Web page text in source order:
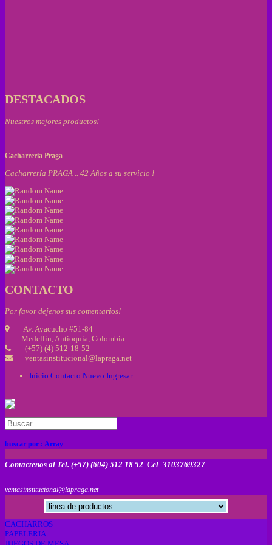
DESTACADOS
Nuestros mejores productos!
Cacharreria Praga
Cacharrería PRAGA .. 42 Años a su servicio !
CONTACTO
Por favor dejenos sus comentarios!
Av. Ayacucho #51-84
Medellin, Antioquia, Colombia
(+57) (4) 512-18-52
ventasinstitucional@lapraga.net
Inicio Contacto Nuevo Ingresar
buscar por : Array
Contactenos al Tel. (+57) (604) 512 18 52 Cel_3103769327
ventasinstitucional@lapraga.net
CACHARROS
PAPELERIA